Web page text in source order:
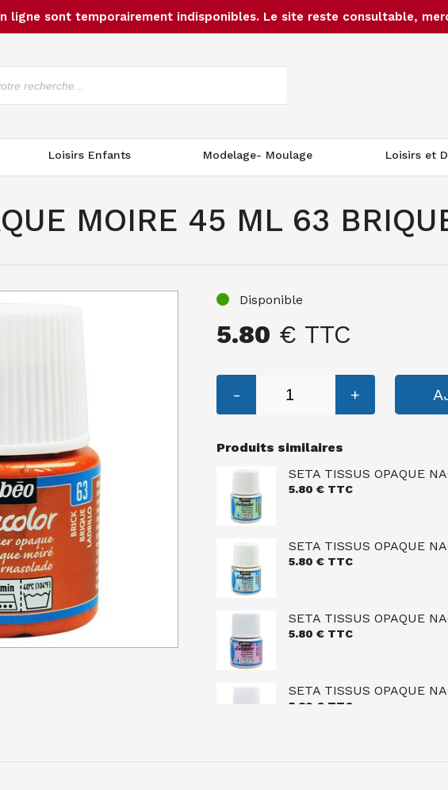
ligne sont temporairement indisponibles. Le site reste consultable,
Loisirs Enfants Modelage- Moulage Loisirs et
MOIRE 45 ML 63
Disponible
5.80 € TTC
- +
Produits similaires
SETA TISSUS OPAQUE
5.80 € TTC
SETA TISSUS OPAQUE
5.80 € TTC
SETA TISSUS OPAQUE
5.80 € TTC
SETA TISSUS OPAQUE
5.80 € TTC